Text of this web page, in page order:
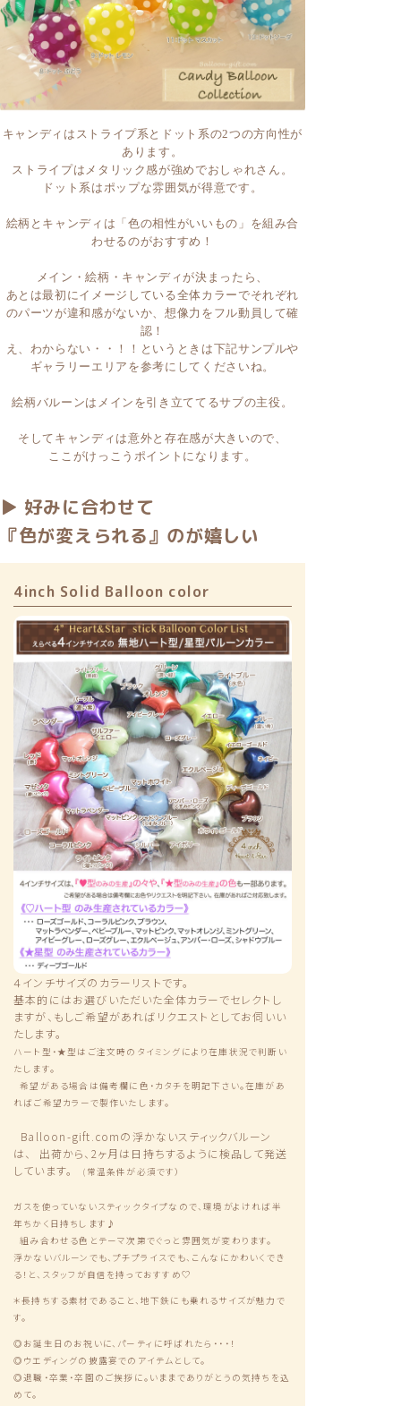
キャンディはストライプ系とドット系の2つの方向性が
あります。
ストライプはメタリック感が強めでおしゃれさん。
ドット系はポップな雰囲気が得意です。
絵柄とキャンディは「色の相性がいいもの」を組み合
わせるのがおすすめ！
メイン・絵柄・キャンディが決まったら、
あとは最初にイメージしている全体カラーでそれぞれ
のパーツが違和感がないか、想像力をフル動員して確
認！
え、わからない・・！！というときは下記サンプルや
ギャラリーエリアを参考にしてくださいね。
絵柄バルーンはメインを引き立ててるサブの主役。
そしてキャンディは意外と存在感が大きいので、
ここがけっこうポイントになります。
▶ 好みに合わせて
『色が変えられる』のが嬉しい
4inch Solid Balloon color
４インチサイズのカラーリストです。
基本的にはお選びいただいた全体カラーでセレクトし
ますが、もしご希望があればリクエストとしてお伺いい
たします。
ハート型・★型はご注文時のタイミングにより在庫状況で判断い
たします。
希望がある場合は備考欄に色・カタチを明記下さい。在庫があ
ればご希望カラーで製作いたします。
Balloon-gift.comの浮かないスティックバルーン
は、
出荷から、2ヶ月は日持ちするように検品して発送
しています。
(常温条件が必須です）
ガスを使っていないスティックタイプなので、環境がよければ半
年ちかく日持ちします♪
組み合わせる色とテーマ次第でぐっと雰囲気が変わります。
浮かないバルーンでも、プチプライスでも、こんなにかわいくでき
る！と、 スタッフが自信を持っておすすめ♡
＊長持ちする素材であること、地下鉄にも乗れるサイズが魅力で
す。
◎お誕生日のお祝いに、パーティに呼ばれたら・・・！
◎ウエディングの披露宴でのアイテムとして。
◎退職・卒業・卒園のご挨拶に。いままでありがとうの気持ちを込
めて。